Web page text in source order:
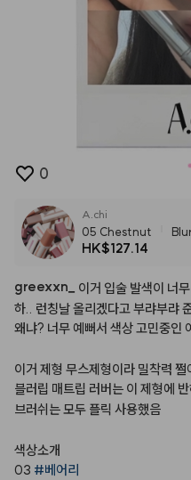
0
A.chi
05 Chestnut
HK$127.14
greexxn 이거 입술 발색이 너무
하.. 런칭날올리겠다고부랴부랴
왜냐? 너무 예뻐서 색상고민중인
이거 제형 무스제형이라 밀착력 쩔
블러립 매트립 러버는 이 제형에
브러쉬는모두 플릭 사용했음
색상소개
03 #베어리